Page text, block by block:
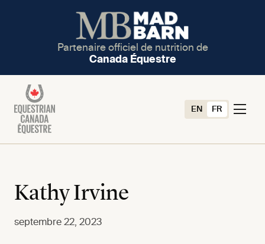
Partenaire officiel de nutrition de
Canada Équestre
EN FR
Kathy Irvine
septembre 22, 2023